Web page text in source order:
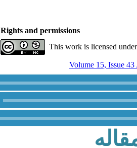
Rights and permissions
This work is licensed